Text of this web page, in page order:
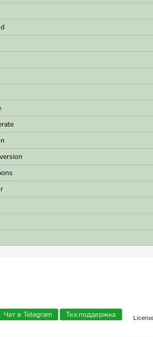
Чат в Telegram Тех.поддержка